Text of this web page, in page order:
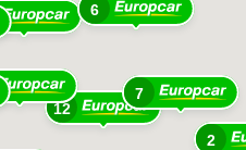
12
7
6
2